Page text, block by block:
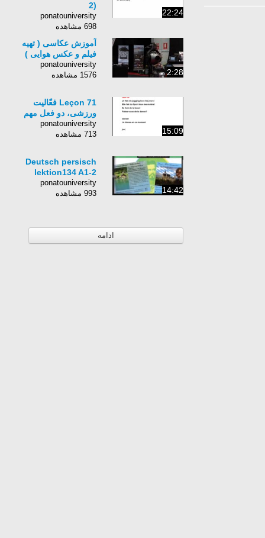
22:24
2)
ponatouniversity
698 مشاهده
2:28
آموزش عکاسی ( تهیه
فیلم و عکس هوایی )
ponatouniversity
1576 مشاهده
15:09
Leçon 71 فعّالیت
ورزشی، دو فعل مهم
ponatouniversity
713 مشاهده
14:42
Deutsch persisch
lektion134 A1-2
ponatouniversity
993 مشاهده
ادامه